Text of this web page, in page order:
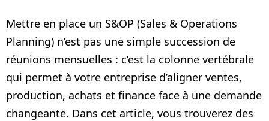
Mettre en place un S&OP (Sales & Operations
Planning) n’est pas une simple succession de
réunions mensuelles : c’est la colonne vertébrale
qui permet à votre entreprise d’aligner ventes,
production, achats et finance face à une demande
changeante. Dans cet article, vous trouverez des